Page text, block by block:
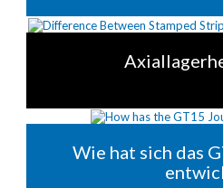
Wie hat sich das